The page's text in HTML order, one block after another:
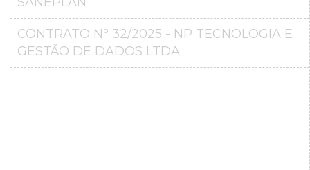
CONTRATO Nº 32/2025 - NP TECNOLOGIA E
GESTÃO DE DADOS LTDA